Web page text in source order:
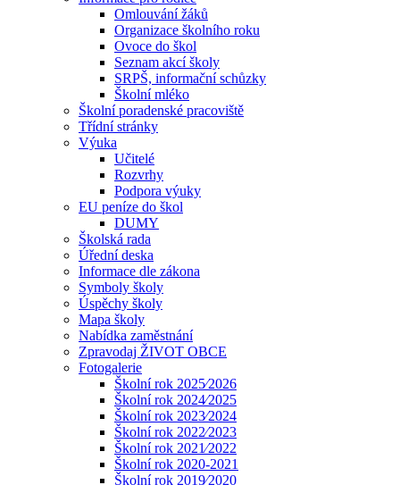
Omlouvání žáků
Organizace školního roku
Ovoce do škol
Seznam akcí školy
SRPŠ, informační schůzky
Školní mléko
Školní poradenské pracoviště
Třídní stránky
Výuka
Učitelé
Rozvrhy
Podpora výuky
EU peníze do škol
DUMY
Školská rada
Úřední deska
Informace dle zákona
Symboly školy
Úspěchy školy
Mapa školy
Nabídka zaměstnání
Zpravodaj ŽIVOT OBCE
Fotogalerie
Školní rok 2025⁄2026
Školní rok 2024⁄2025
Školní rok 2023⁄2024
Školní rok 2022⁄2023
Školní rok 2021⁄2022
Školní rok 2020-2021
Školní rok 2019⁄2020